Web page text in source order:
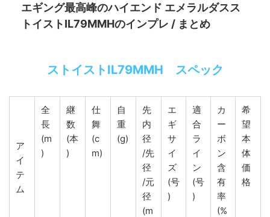
エギング最高峰のハイエンド エメラルダスス
トイストIL79MMHのインプレ / まとめ
ストイストIL79MMH スペック
ア
イ
テ
ム
全
長
(m
)
継
数
(本
)
仕
舞
(c
m)
自
重
(g)
先
内
径
/先
径
/元
径
(m
エ
ギ
サ
イ
ズ
(号
)
適
合
ラ
イ
ン
(号
)
カ
ー
ボ
ン
含
有
率
(%
希
望
本
体
価
格